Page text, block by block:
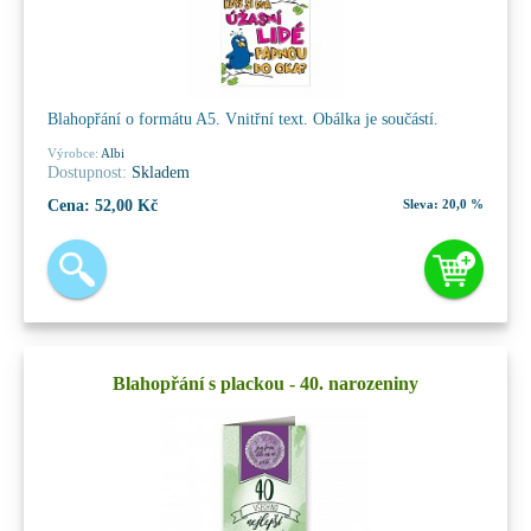
Blahopřání o formátu A5. Vnitřní text. Obálka je součástí.
Výrobce: Albi
Dostupnost: Skladem
Cena: 52,00 Kč Sleva: 20,0 %
Blahopřání s plackou - 40. narozeniny